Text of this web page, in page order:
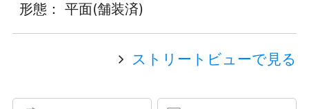
形態： 平面(舗装済)
ストリートビューで見る